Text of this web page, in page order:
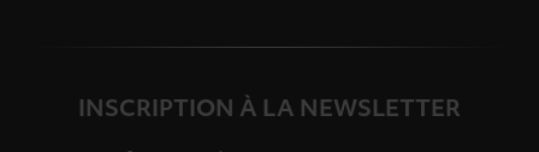
INSCRIPTION À LA NEWSLETTER